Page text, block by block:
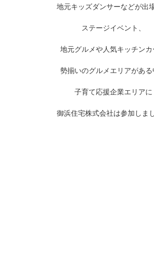
地元キッズダンサーなどが出
ステージイベント、
地元グルメや人気キッチンカ
勢揃いのグルメエリアがある
子育て応援企業エリアに
御浜住宅株式会社は参加しま